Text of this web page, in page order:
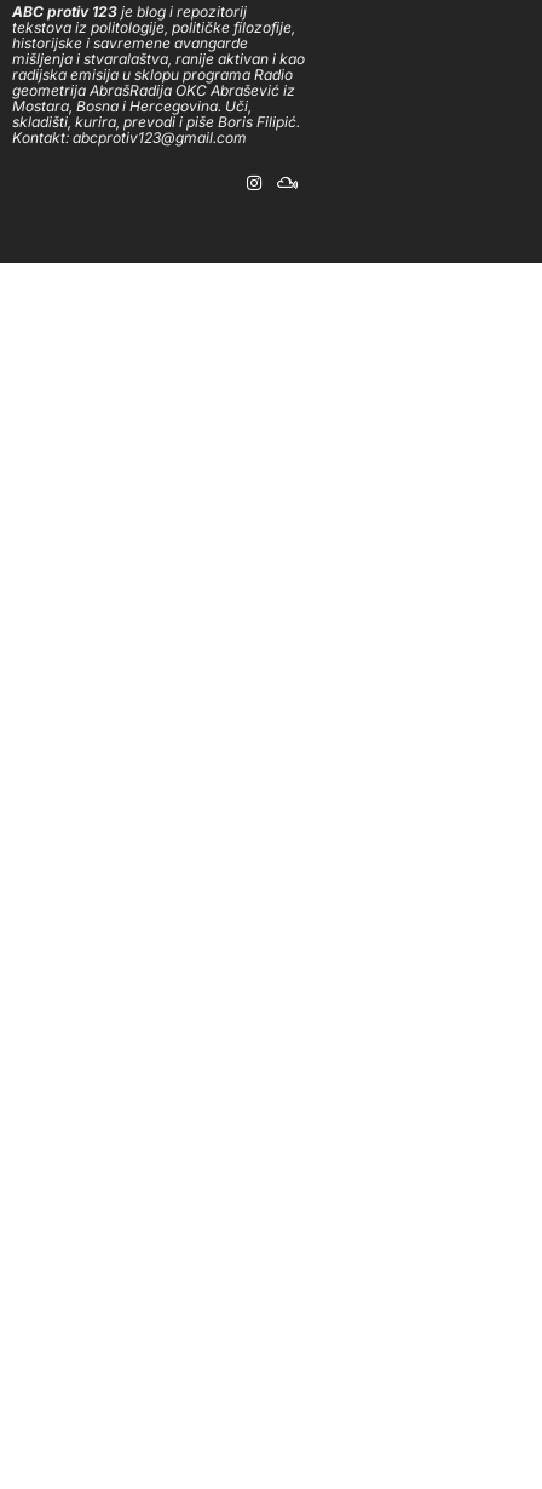
ABC protiv 123 je blog i repozitorij
tekstova iz politologije, političke filozofije,
historijske i savremene avangarde
mišljenja i stvaralaštva, ranije aktivan i kao
radijska emisija u sklopu programa Radio
geometrija AbrašRadija OKC Abrašević iz
Mostara, Bosna i Hercegovina. Uči,
skladišti, kurira, prevodi i piše Boris Filipić.
Kontakt: abcprotiv123@gmail.com